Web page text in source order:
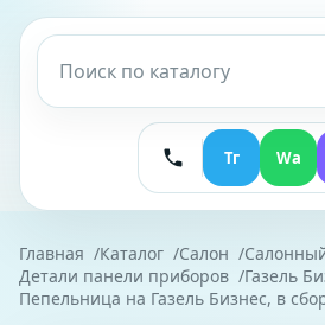
Тг Wa
Главная Каталог Салон
Детали панели приборов
Газель
Пепельница на Газель Бизнес, в